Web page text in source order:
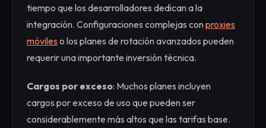
tiempo que los desarrolladores dedican a la
integración. Configuraciones complejas conproxies
móvileso los planes de rotación avanzados pueden
requerir una importante inversión técnica.
Cargos por exceso: Muchos planes incluyen
cargos por exceso de uso que pueden ser
considerablemente más altos que las tarifas base.